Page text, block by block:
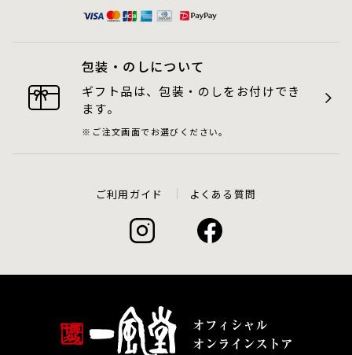
包装・のしについて
ギフト品は、包装・のしをお付けでき
ます。
ご注文画面でお選びください。
ご利用ガイド よくある質問